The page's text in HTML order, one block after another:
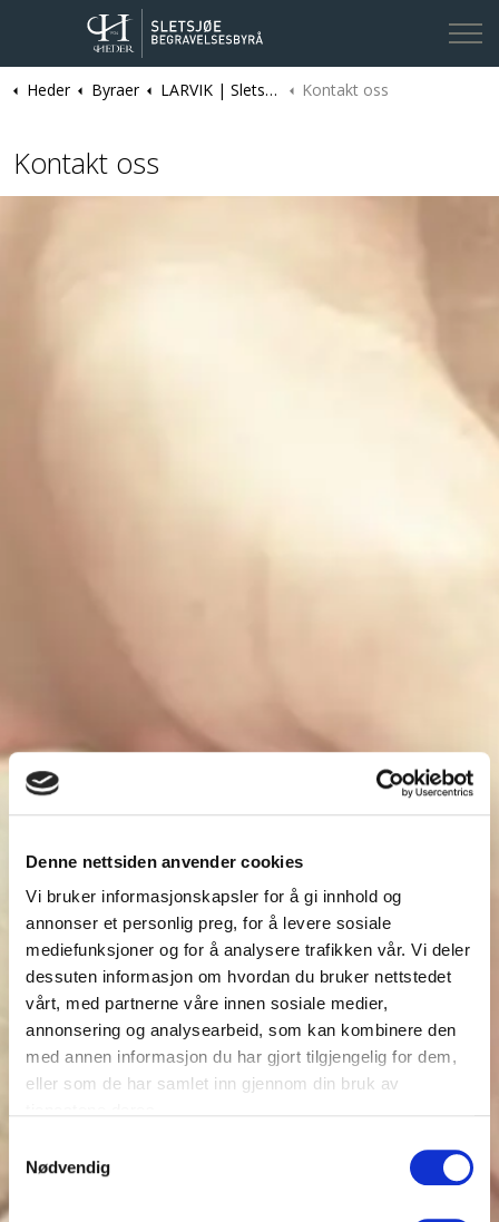
Denne nettsiden anvender cookies
Vi bruker informasjonskapsler for å gi innhold og
annonser et personlig preg, for å levere sosiale
mediefunksjoner og for å analysere trafikken vår. Vi deler
dessuten informasjon om hvordan du bruker nettstedet
vårt, med partnerne våre innen sosiale medier,
annonsering og analysearbeid, som kan kombinere den
med annen informasjon du har gjort tilgjengelig for dem,
eller som de har samlet inn gjennom din bruk av
Nødvendig
Kontakt oss
Heder Byraer LARVIK | Sletsjøe Begravelsesbyrå Kontakt oss
Kontakt oss